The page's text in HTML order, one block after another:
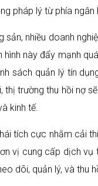
pháp lý từ phía ngân
sản, nhiều doanh
hình này đẩy mạnh
sách quản lý tín
thị trường thu hồi nợ
kinh tế.
tích cực nhằm cải
vị cung cấp dịch
dõi, quản lý, và thu